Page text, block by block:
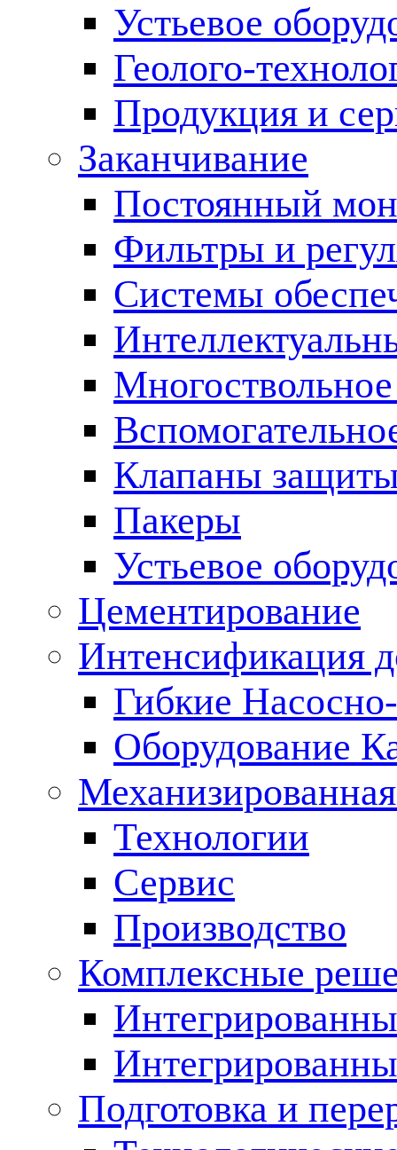
Устьевое
Геолого-
Продукция и
Заканчивание
Постоянный
Фильтры и
Cистемы
Клапаны
Пакеры
Устьевое
Цементирование
Интенсификация
Гибкие
Оборудование
Технологии
Сервис
Производство
Комплексные
Подготовка и